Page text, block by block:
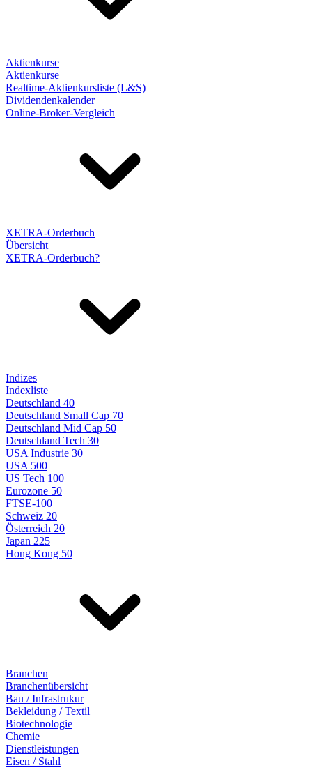
Aktienkurse
Aktienkurse
Realtime-Aktienkursliste (L&S)
Dividendenkalender
Online-Broker-Vergleich
XETRA-Orderbuch
Übersicht
XETRA-Orderbuch?
Indizes
Indexliste
Deutschland 40
Deutschland Small Cap 70
Deutschland Mid Cap 50
Deutschland Tech 30
USA Industrie 30
USA 500
US Tech 100
Eurozone 50
FTSE-100
Schweiz 20
Österreich 20
Japan 225
Hong Kong 50
Branchen
Branchenübersicht
Bau / Infrastrukur
Bekleidung / Textil
Biotechnologie
Chemie
Dienstleistungen
Eisen / Stahl